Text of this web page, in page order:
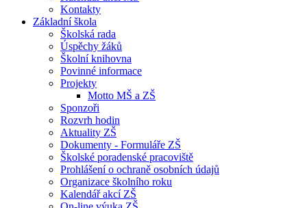
Kontakty
Základní škola
Školská rada
Úspěchy žáků
Školní knihovna
Povinné informace
Projekty
Motto MŠ a ZŠ
Sponzoři
Rozvrh hodin
Aktuality ZŠ
Dokumenty - Formuláře ZŠ
Školské poradenské pracoviště
Prohlášení o ochraně osobních údajů
Organizace školního roku
Kalendář akcí ZŠ